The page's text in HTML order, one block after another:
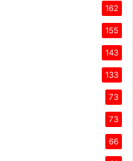
162
155
143
133
73
73
66